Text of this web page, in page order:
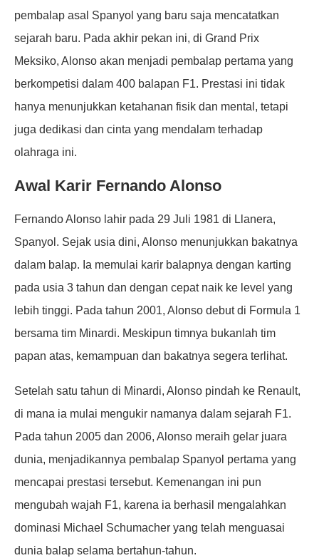
pembalap asal Spanyol yang baru saja mencatatkan
sejarah baru. Pada akhir pekan ini, di Grand Prix
Meksiko, Alonso akan menjadi pembalap pertama yang
berkompetisi dalam 400 balapan F1. Prestasi ini tidak
hanya menunjukkan ketahanan fisik dan mental, tetapi
juga dedikasi dan cinta yang mendalam terhadap
olahraga ini.
Awal Karir Fernando Alonso
Fernando Alonso lahir pada 29 Juli 1981 di Llanera,
Spanyol. Sejak usia dini, Alonso menunjukkan bakatnya
dalam balap. Ia memulai karir balapnya dengan karting
pada usia 3 tahun dan dengan cepat naik ke level yang
lebih tinggi. Pada tahun 2001, Alonso debut di Formula 1
bersama tim Minardi. Meskipun timnya bukanlah tim
papan atas, kemampuan dan bakatnya segera terlihat.
Setelah satu tahun di Minardi, Alonso pindah ke Renault,
di mana ia mulai mengukir namanya dalam sejarah F1.
Pada tahun 2005 dan 2006, Alonso meraih gelar juara
dunia, menjadikannya pembalap Spanyol pertama yang
mencapai prestasi tersebut. Kemenangan ini pun
mengubah wajah F1, karena ia berhasil mengalahkan
dominasi Michael Schumacher yang telah menguasai
dunia balap selama bertahun-tahun.